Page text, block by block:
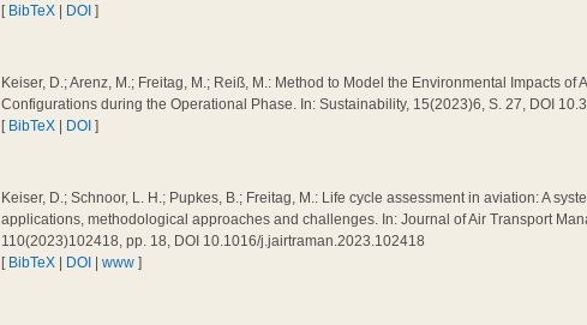
[ BibTeX DOI ]
Keiser, D.; Arenz, M.; Freitag, M.; Reiß, M.: Method to Model the Environmental Impacts of
Configurations during the Operational Phase. In: Sustainability, 15(2023)6, S. 27, DOI
[ BibTeX DOI ]
Keiser, D.; Schnoor, L. H.; Pupkes, B.; Freitag, M.: Life cycle assessment in aviation: A
applications, methodological approaches and challenges. In: Journal of Air Transport
110(2023)102418, pp. 18, DOI 10.1016/j.jairtraman.2023.102418
[ BibTeX DOI |www ]